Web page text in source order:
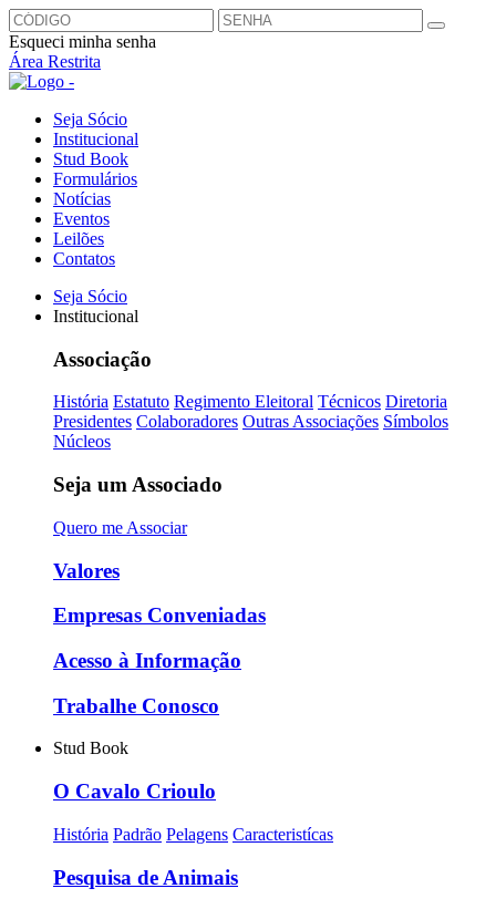
Esqueci minha senha
Área Restrita
Seja Sócio
Institucional
Stud Book
Formulários
Notícias
Eventos
Leilões
Contatos
Seja Sócio
Institucional
Associação
História Estatuto Regimento Eleitoral Técnicos Diretoria
Presidentes Colaboradores Outras Associações Símbolos
Núcleos
Seja um Associado
Quero me Associar
Valores
Empresas Conveniadas
Acesso à Informação
Trabalhe Conosco
Stud Book
O Cavalo Crioulo
História Padrão Pelagens Caracteristícas
Pesquisa de Animais